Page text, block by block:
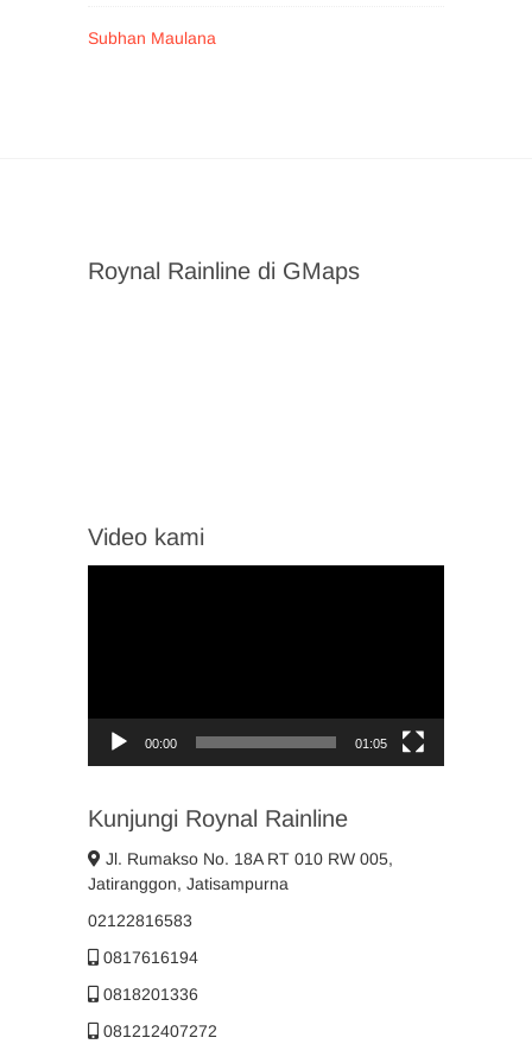
Subhan Maulana
Roynal Rainline di GMaps
Video kami
00:00 01:05
Kunjungi Roynal Rainline
Jl. Rumakso No. 18A RT 010 RW 005,
Jatiranggon, Jatisampurna
02122816583
0817616194
0818201336
081212407272